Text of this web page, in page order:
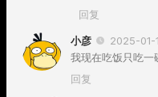
回复
小彦
2025-01-
我现在吃饭只吃一
回复